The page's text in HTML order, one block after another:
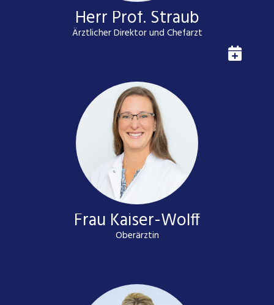
Herr Prof. Straub
Ärztlicher Direktor und Chefarzt
Frau Kaiser-Wolff
Oberärztin